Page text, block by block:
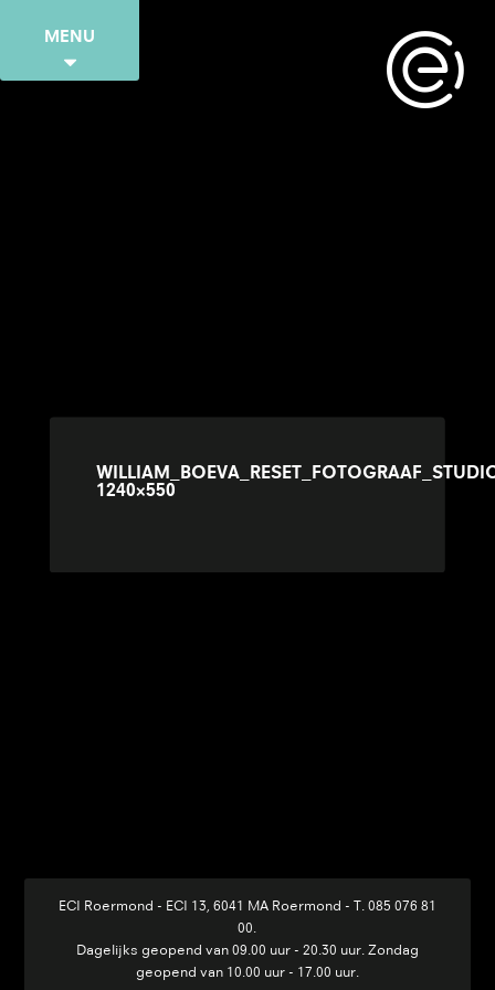
MENU
1240×550
ECI Roermond - ECI 13, 6041 MA Roermond - T. 085 076 81
00
Dagelijks geopend van 09.00 uur - 20.30 uur. Zondag
geopend van 10.00 uur - 17.00 uur.